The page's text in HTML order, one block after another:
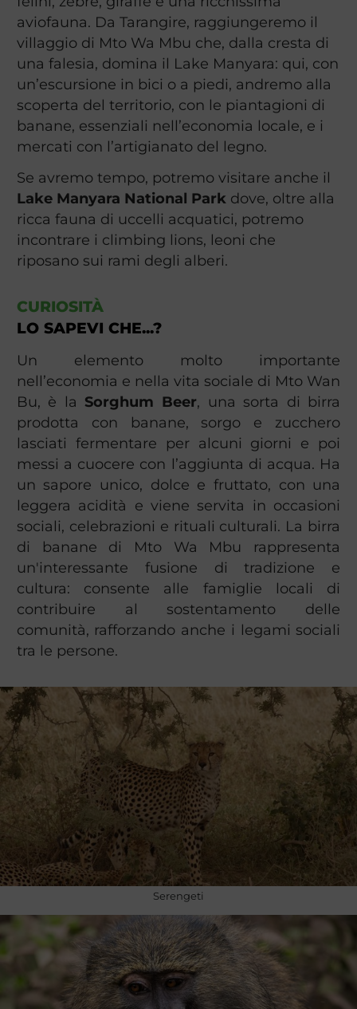
aviofauna. Da Tarangire, raggiungeremo il
villaggio di Mto Wa Mbu che, dalla cresta di
una falesia, domina il Lake Manyara: qui, con
un’escursione in bici o a piedi, andremo alla
scoperta del territorio, con le piantagioni di
banane, essenziali nell’economia locale, e i
mercati con l’artigianato del legno.
Se avremo tempo, potremo visitare anche il
Lake Manyara National Park dove, oltre alla
ricca fauna di uccelli acquatici, potremo
incontrare i climbing lions, leoni che
riposano sui rami degli alberi.
CURIOSITÀ
LO SAPEVI CHE...?
Un elemento molto importante
nell’economia e nella vita sociale di Mto Wan
Bu, è la Sorghum Beer, una sorta di birra
prodotta con banane, sorgo e zucchero
lasciati fermentare per alcuni giorni e poi
messi a cuocere con l’aggiunta di acqua. Ha
un sapore unico, dolce e fruttato, con una
leggera acidità e viene servita in occasioni
sociali, celebrazioni e rituali culturali. La birra
di banane di Mto Wa Mbu rappresenta
un'interessante fusione di tradizione e
cultura: consente alle famiglie locali di
contribuire al sostentamento delle
comunità, rafforzando anche i legami sociali
tra le persone.
Serengeti